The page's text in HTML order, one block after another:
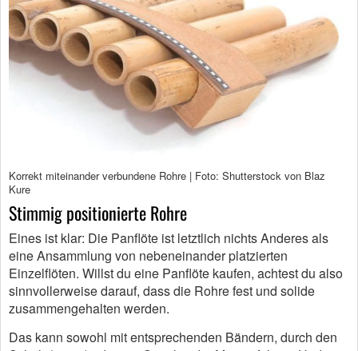
Korrekt miteinander verbundene Rohre | Foto: Shutterstock von Blaz
Kure
Stimmig positionierte Rohre
Eines ist klar: Die Panflöte ist letztlich nichts Anderes als
eine Ansammlung von nebeneinander platzierten
Einzelflöten. Willst du eine Panflöte kaufen, achtest du also
sinnvollerweise darauf, dass die Rohre fest und solide
zusammengehalten werden.
Das kann sowohl mit entsprechenden Bändern, durch den